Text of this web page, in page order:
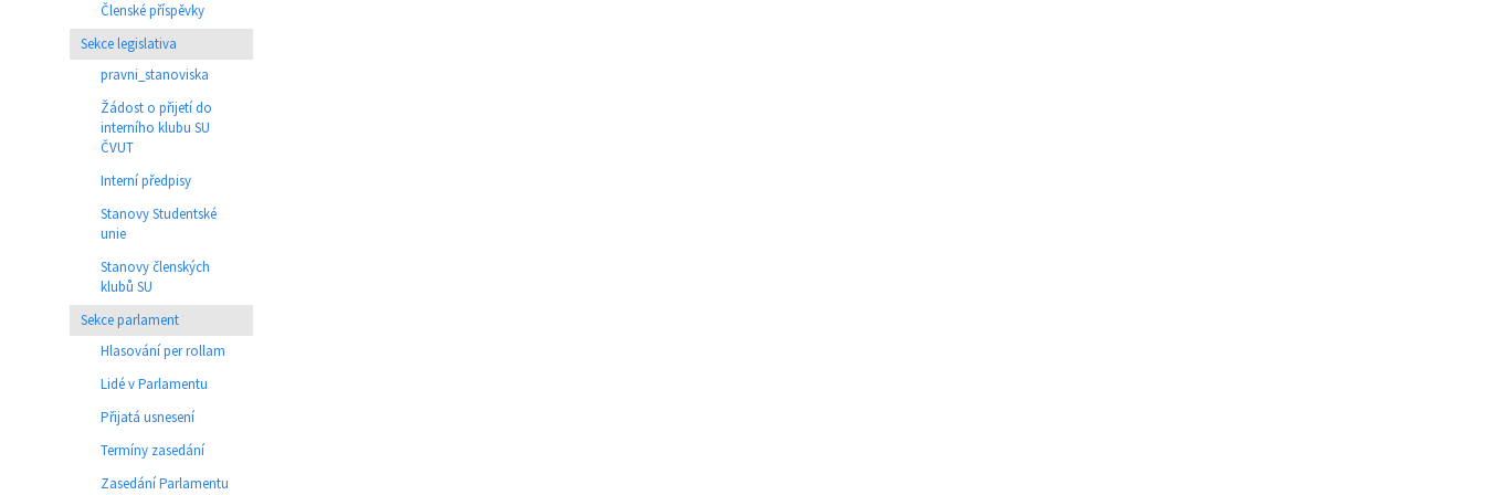
Členské příspěvky
Sekce legislativa
pravni_stanoviska
Žádost o přijetí do
interního klubu SU
ČVUT
Interní předpisy
Stanovy Studentské
unie
Stanovy členských
klubů SU
Sekce parlament
Hlasování per rollam
Lidé v Parlamentu
Přijatá usnesení
Termíny zasedání
Zasedání Parlamentu